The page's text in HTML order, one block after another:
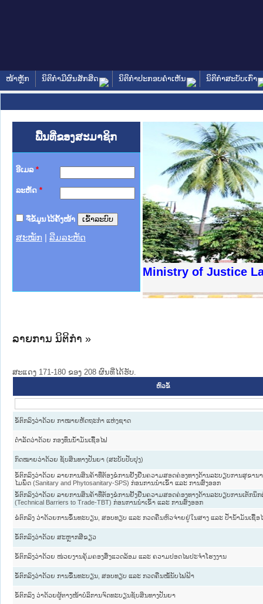
ໜ້າຫຼັກ ນິຕິກໍາມີຜົນສັກສິດ ນິຕິກໍາປະກອບຄໍາເຫັນ ນິຕິກໍາສະບັບເກົ່າ
ພື້ນທີ່ຂອງສະມາຊິກ
ອີເມລ *
ລະຫັດ *
ຈື່ຂໍ້ມູນໄວ້ຄັ້ງໜ້າ
ສະໝັກ ລືມລະຫັດ
Ministry of Justice
າຊົນ ພາກເໜືອ
ການ
ກາງ
ໃຕ້
ຕຳຫຼວດປະຊາຊົນ
ສັນຕິບານປະຊາຊົນ
ກເໜືອ
າຊົນ ພາກກາງ
ລາຍການ ນິຕິກໍາ »
ສະແດງ 171-180 ຂອງ 208 ຜົນທີ່ໄດ້ຮັບ.
ຫົວຂໍ້
ຂໍ້ຕົກລົງວ່າດ້ວຍ ກາໝາຍຫັດຖະກຳ ແຫ່ງຊາດ
ດຳລັດວ່າດ້ວຍ ກອງທຶນນ້ຳມັນເຊື້ອໄຟ
ກົດໝາຍວ່າດ້ວຍ ຊັບສິນທາງປັນຍາ (ສະບັບປັບປຸງ)
ຂໍ້ຕົກລົງວ່າດ້ວຍ ລາຍການສິນຄ້າທີ່ຕ້ອງຂໍການຢັ້ງຢືນຄວາມສອດຄ່ອງທາງດ້ານລະບຽບການສຸຂານ
ໄມພຶດ (Sanitary and Phytosanitary-SPS) ກ່ອນການນຳເຂົ້າ ແລະ ການສົ່ງອອກ
ຂໍ້ຕົກລົງວ່າດ້ວຍ ລາຍການສິນຄ້າທີ່ຕ້ອງຂໍການຢັ້ງຢືນຄວາມສອດຄ່ອງທາງດ້ານລະບຽບການເຕັກນິກ
(Technical Barriers to Trade-TBT) ກ່ອນການນຳເຂົ້າ ແລະ ການສົ່ງອອກ
ຂໍຕົກລົງ ວ່າດ້ວຍການຂຶ້ນທະບຽນ, ສອບທຽບ ແລະ ກວດຄືນຫົວຈ່າຍຢູ່ໃນສາງ ແລະ ປ້ຳນ້ຳມັນເຊື້ອ
ຂໍ້ຕົກລົງວ່າດ້ວຍ ສະຫຼາກສີຂຽວ
ຂໍ້ຕົກລົງວ່າດ້ວຍ ໜ່ວຍງານຄຸ້ມຄອງສິ່ງແວດລ້ອມ ແລະ ຄວາມປອດໄພປະຈຳໂຮງງານ
ຂໍ້ຕົກລົງວ່າດ້ວຍ ການຂື້ນທະບຽນ, ສອບທຽບ ແລະ ກວດຄືນໝໍ້ນັບໄຟຟ້າ
ຂໍ້ຕົກລົງ ວ່າດ້ວຍຜູ້ຕາງໜ້າບໍລິການຈົດທະບຽນຊັບສິນທາງປັນຍາ